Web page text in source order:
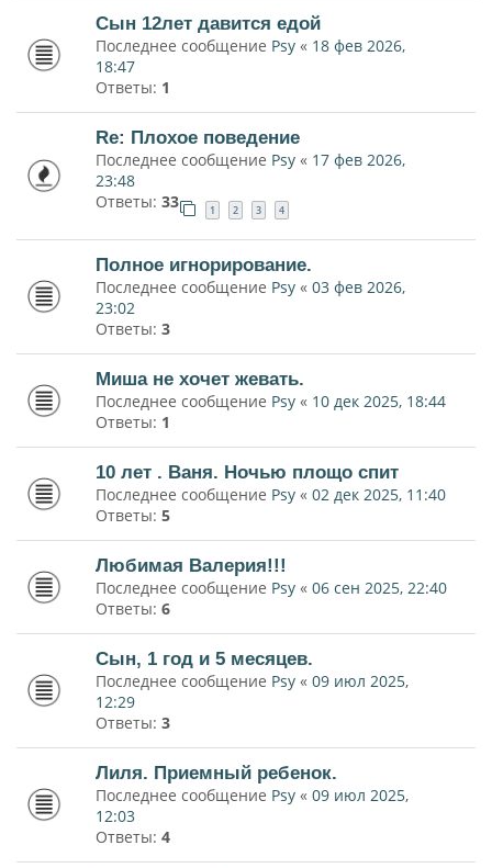
Сын 12лет давится едой
Последнее сообщение Psy « 18 фев 2026,
18:47
Ответы: 1
Re: Плохое поведение
Последнее сообщение Psy « 17 фев 2026,
23:48
Ответы: 33 1 2 3 4
Полное игнорирование.
Последнее сообщение Psy « 03 фев 2026,
23:02
Ответы: 3
Миша не хочет жевать.
Последнее сообщение Psy « 10 дек 2025, 18:44
Ответы: 1
10 лет . Ваня. Ночью площо спит
Последнее сообщение Psy « 02 дек 2025, 11:40
Ответы: 5
Любимая Валерия!!!
Последнее сообщение Psy « 06 сен 2025, 22:40
Ответы: 6
Сын, 1 год и 5 месяцев.
Последнее сообщение Psy « 09 июл 2025,
12:29
Ответы: 3
Лиля. Приемный ребенок.
Последнее сообщение Psy « 09 июл 2025,
12:03
Ответы: 4